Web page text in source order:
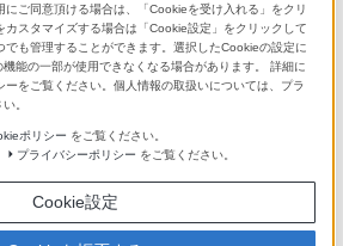
で臨場感のある音
を駆使した、新たな音楽体験。ア
演奏している場にいるような、臨
します。対応音楽配信サービスに
ツを再生することで体感できま
ご同意頂ける場合は、「Cookieを受け入れる」をクリ
カスタマイズする場合は「Cookie設定」をクリックして
でも管理することができます。選択したCookieの設定に
能の一部が使用できなくなる場合があります。 詳細に
をご覧ください。個人情報の取扱いについては、プラ
。
ポリシー をご覧ください。
プライバシーポリシー をご覧ください。
Cookie設定